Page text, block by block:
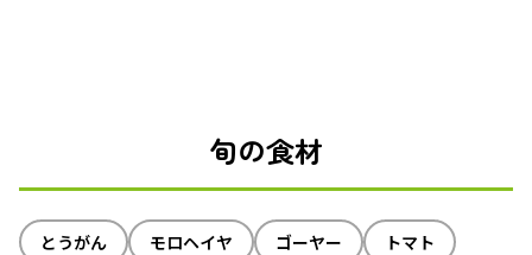
旬の食材
とうがん モロヘイヤ ゴーヤー
トマト